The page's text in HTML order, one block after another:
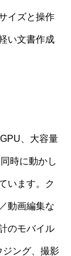
イズと操作
い文書作成
、大容量
時に動かし
います。ク
動画編集な
のモバイル
ング、撮影